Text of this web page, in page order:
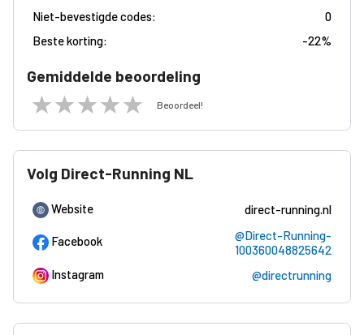
Niet-bevestigde codes:
0
Beste korting:
-22%
Gemiddelde beoordeling
Beoordeel!
Volg Direct-Running NL
Website direct-running.nl
Facebook
@Direct-Running-
100360048825642
Instagram
@directrunning